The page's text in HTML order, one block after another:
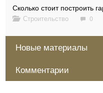
Сколько стоит построить
Строительство 0
7 способов экономно
Как заказать проект
Новые материалы
Как построить красивый
Мастер Отлада 15
Комментарии